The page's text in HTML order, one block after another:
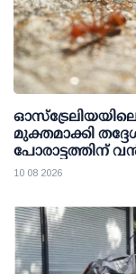
ഓസ്‌ട്രേലിയയിലെ
മുക്തമാക്കി
പോരാട്ടത്തിന്
10 08 2026